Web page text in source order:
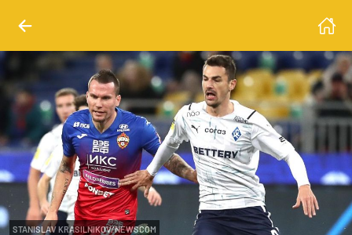
STANISLAV KRASILNIKOV/NEWSCOM